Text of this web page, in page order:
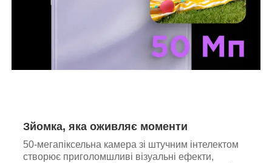
Зйомка, яка оживляє моменти
50-мегапіксельна камера зі штучним інтелектом
створює приголомшливі візуальні ефекти,